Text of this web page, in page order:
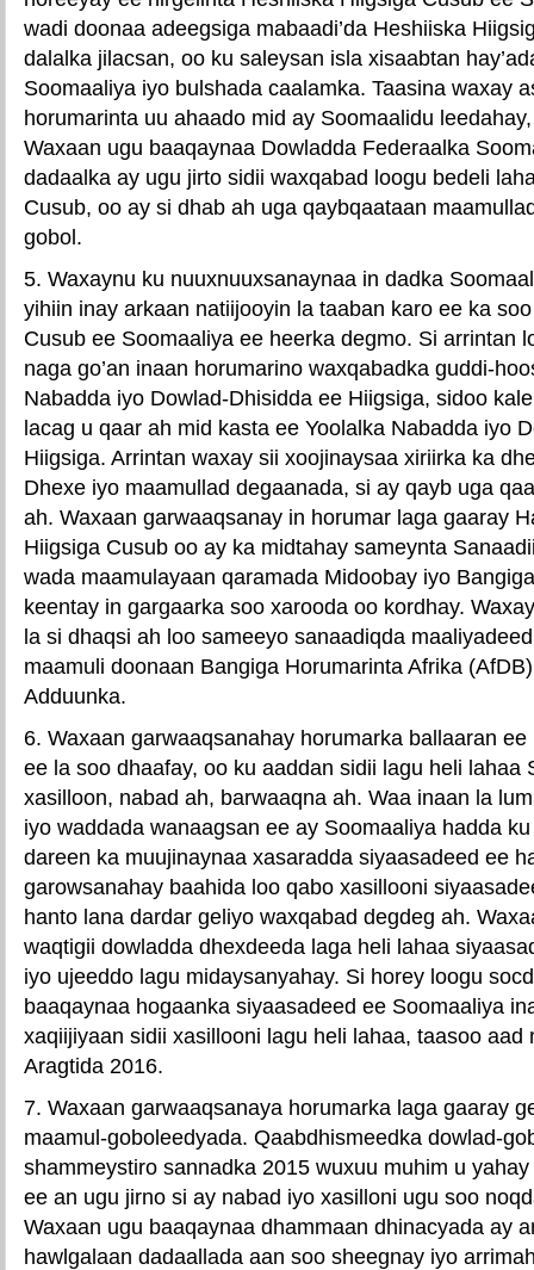
wadi doonaa adeegsiga mabaadi’da Heshiiska
dalalka jilacsan, oo ku saleysan isla xisaabtan
Soomaaliya iyo bulshada caalamka. Taasina waxay
horumarinta uu ahaado mid ay Soomaalidu
Waxaan ugu baaqaynaa Dowladda Federaalka
dadaalka ay ugu jirto sidii waxqabad loogu bedeli
Cusub, oo ay si dhab ah uga qaybqaataan
gobol.
5. Waxaynu ku nuuxnuuxsanaynaa in dadka
yihiin inay arkaan natiijooyin la taaban karo ee ka
Cusub ee Soomaaliya ee heerka degmo. Si arrintan
naga go’an inaan horumarino waxqabadka guddi-
Nabadda iyo Dowlad-Dhisidda ee Hiigsiga, sidoo
lacag u qaar ah mid kasta ee Yoolalka Nabadda iyo
Hiigsiga. Arrintan waxay sii xoojinaysaa xiriirka ka
Dhexe iyo maamullad degaanada, si ay qayb uga
ah. Waxaan garwaaqsanay in horumar laga gaaray
Hiigsiga Cusub oo ay ka midtahay sameynta
wada maamulayaan qaramada Midoobay iyo
keentay in gargaarka soo xarooda oo kordhay.
la si dhaqsi ah loo sameeyo sanaadiqda
maamuli doonaan Bangiga Horumarinta Afrika
Adduunka.
6. Waxaan garwaaqsanahay horumarka ballaaran
ee la soo dhaafay, oo ku aaddan sidii lagu heli lahaa
xasilloon, nabad ah, barwaaqna ah. Waa inaan la
iyo waddada wanaagsan ee ay Soomaaliya hadda
dareen ka muujinaynaa xasaradda siyaasadeed ee
garowsanahay baahida loo qabo xasillooni
hanto lana dardar geliyo waxqabad degdeg ah.
waqtigii dowladda dhexdeeda laga heli lahaa
iyo ujeeddo lagu midaysanyahay. Si horey loogu
baaqaynaa hogaanka siyaasadeed ee Soomaaliya
xaqiijiyaan sidii xasillooni lagu heli lahaa, taasoo aad
Aragtida 2016.
7. Waxaan garwaaqsanaya horumarka laga gaaray
maamul-goboleedyada. Qaabdhismeedka dowlad-
shammeystiro sannadka 2015 wuxuu muhim u
ee an ugu jirno si ay nabad iyo xasilloni ugu soo
Waxaan ugu baaqaynaa dhammaan dhinacyada ay
hawlgalaan dadaallada aan soo sheegnay iyo